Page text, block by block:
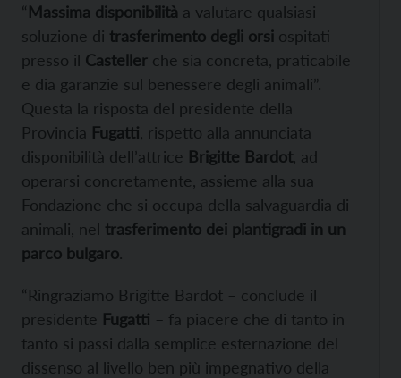
“Massima disponibilità a valutare qualsiasi
soluzione di trasferimento degli orsi ospitati
presso il Casteller che sia concreta, praticabile
e dia garanzie sul benessere degli animali”.
Questa la risposta del presidente della
Provincia Fugatti , rispetto alla annunciata
disponibilità dell’attrice Brigitte Bardot, ad
operarsi concretamente, assieme alla sua
Fondazione che si occupa della salvaguardia di
animali, nel trasferimento dei plantigradi in un
parco bulgaro.
“Ringraziamo Brigitte Bardot – conclude il
presidente Fugatti – fa piacere che di tanto in
tanto si passi dalla semplice esternazione del
dissenso al livello ben più impegnativo della